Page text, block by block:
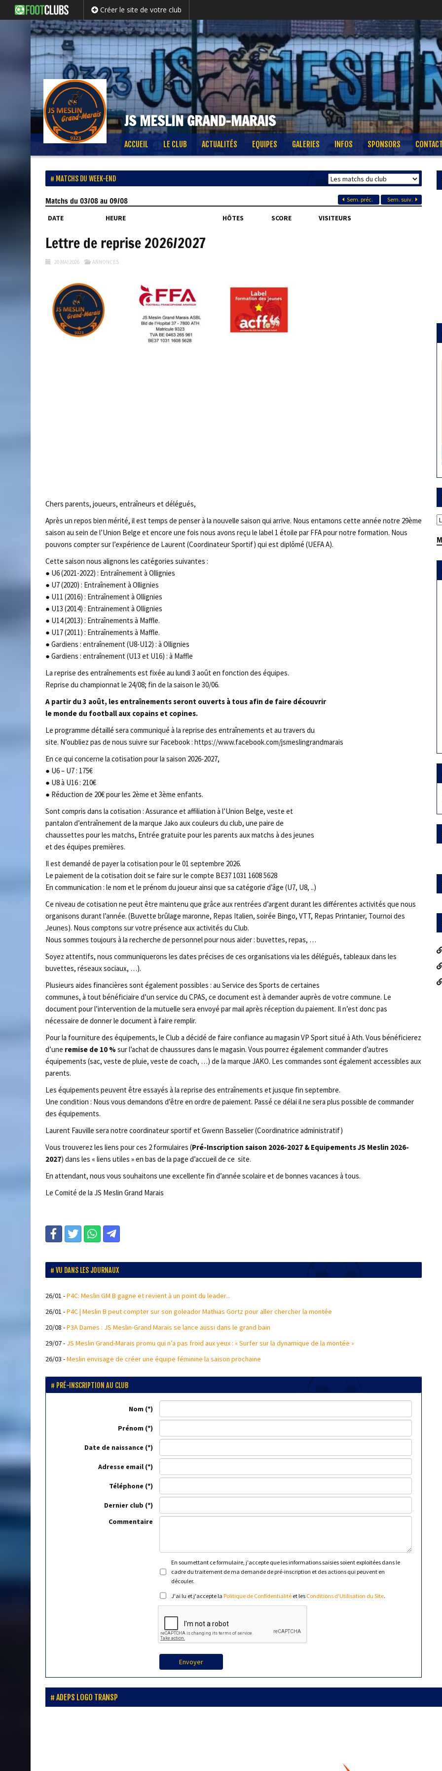
Créer le site de votre club
JS MESLIN GRAND-MARAIS
ACCUEIL LE CLUB ACTUALITÉS EQUIPES GALERIES INFOS SPONSORS CONTACT
MATCHS DU WEEK-END
Matchsdu 03/08 au 09/08 Sem. préc. Sem. suiv.
DATE HEURE HÔTES SCORE VISITEURS
Lettre de reprise 2026/2027
20 MAI 2026 ANNONCES
Chers parents, joueurs, entraîneurs et délégués,
Après un repos bien mérité, il est temps de penser à la nouvelle saison qui arrive. Nous entamons cette année notre 29ème
saison au sein de l’Union Belge et encore une fois nous avons reçu le label 1 étoile par FFA pour notre formation. Nous
pouvons compter sur l’expérience de Laurent (Coordinateur Sportif) qui est diplômé (UEFA A).
Cette saison nous alignons les catégories suivantes :
● U6 (2021-2022) : Entraînement à Ollignies
● U7 (2020) : Entraînement à Ollignies
● U11 (2016) : Entraînement à Ollignies
● U13 (2014) : Entrainement à Ollignies
● U14 (2013) : Entraînements à Maffle.
● U17 (2011) : Entraînements à Maffle.
● Gardiens : entraînement (U8-U12) : à Ollignies
● Gardiens : entraînement (U13 et U16) : à Maffle
La reprise des entraînements est fixée au lundi 3 août en fonction des équipes.
Reprise du championnat le 24/08; fin de la saison le 30/06.
A partir du 3 août, les entraînements seront ouverts à tous afin de faire découvrir
le monde du football aux copains et copines.
Le programme détaillé sera communiqué à la reprise des entraînements et au travers du
site. N’oubliez pas de nous suivre sur Facebook : https://www.facebook.com/jsmeslingrandmarais
En ce qui concerne la cotisation pour la saison 2026-2027,
● U6 – U7 : 175€
● U8 à U16 : 210€
● Réduction de 20€ pour les 2ème et 3ème enfants.
Sont compris dans la cotisation : Assurance et affiliation à l’Union Belge, veste et
pantalon d’entraînement de la marque Jako aux couleurs du club, une paire de
chaussettes pour les matchs, Entrée gratuite pour les parents aux matchs à des jeunes
et des équipes premières.
Il est demandé de payer la cotisation pour le 01 septembre 2026.
Le paiement de la cotisation doit se faire sur le compte BE37 1031 1608 5628
En communication : le nom et le prénom du joueur ainsi que sa catégorie d’âge (U7, U8, ..)
Ce niveau de cotisation ne peut être maintenu que grâce aux rentrées d’argent durant les différentes activités que nous
organisons durant l’année. (Buvette brûlage maronne, Repas Italien, soirée Bingo, VTT, Repas Printanier, Tournoi des
Jeunes). Nous comptons sur votre présence aux activités du Club.
Nous sommes toujours à la recherche de personnel pour nous aider : buvettes, repas, …
Soyez attentifs, nous communiquerons les dates précises de ces organisations via les délégués, tableaux dans les
buvettes, réseaux sociaux, …).
Plusieurs aides financières sont également possibles : au Service des Sports de certaines
communes, à tout bénéficiaire d’un service du CPAS, ce document est à demander auprès de votre commune. Le
document pour l’intervention de la mutuelle sera envoyé par mail après réception du paiement. Il n’est donc pas
nécessaire de donner le document à faire remplir.
Pour la fourniture des équipements, le Club a décidé de faire confiance au magasin VP Sport situé à Ath. Vous bénéficierez
d’une remise de 10 % sur l’achat de chaussures dans le magasin. Vous pourrez également commander d’autres
équipements (sac, veste de pluie, veste de coach, …) de la marque JAKO. Les commandes sont également accessibles aux
parents.
Les équipements peuvent être essayés à la reprise des entraînements et jusque fin septembre.
Une condition : Nous vous demandons d’être en ordre de paiement. Passé ce délai il ne sera plus possible de commander
des équipements.
Laurent Fauville sera notre coordinateur sportif et Gwenn Basselier (Coordinatrice administratif)
Vous trouverez les liens pour ces 2 formulaires (Pré-Inscription saison 2026-2027 & Equipements JS Meslin 2026-
2027) dans les « liens utiles » en bas de la page d’accueil de ce site.
En attendant, nous vous souhaitons une excellente fin d’année scolaire et de bonnes vacances à tous.
Le Comité de la JS Meslin Grand Marais
VU DANS LES JOURNAUX
26/01 -P4C: Meslin GM B gagne et revient à un point du leader...
26/01 -P4C | Meslin B peut compter sur son goleador Mathias Gortz pour aller chercher la montée
20/08 -P3A Dames : JS Meslin-Grand Marais se lance aussi dans le grand bain
29/07- JS Meslin Grand-Marais promu qui n’a pas froid aux yeux : « Surfer sur la dynamique de la montée »
26/03 -Meslin envisage de créer une équipe féminine la saison prochaine
PRÉ-INSCRIPTION AU CLUB
Nom
Prénom
Date de naissance
Adresse email
Téléphone
Dernier club
Commentaire
En soumettant ce formulaire, j'accepte que les informations saisies soient exploitées dans le
cadre du traitement de ma demande de pré-inscription et des actions qui peuvent en
découler.
J'ai lu et j'accepte la Politique de Confidentialitéet les Conditions d'Utilisation du Site.
Envoyer
ADEPS LOGO TRANSP